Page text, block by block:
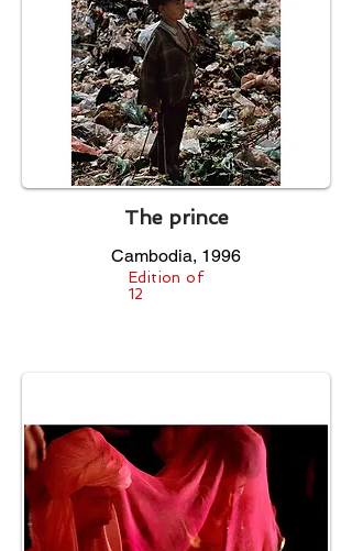
The prince
Cambodia, 1996
Edition of
12